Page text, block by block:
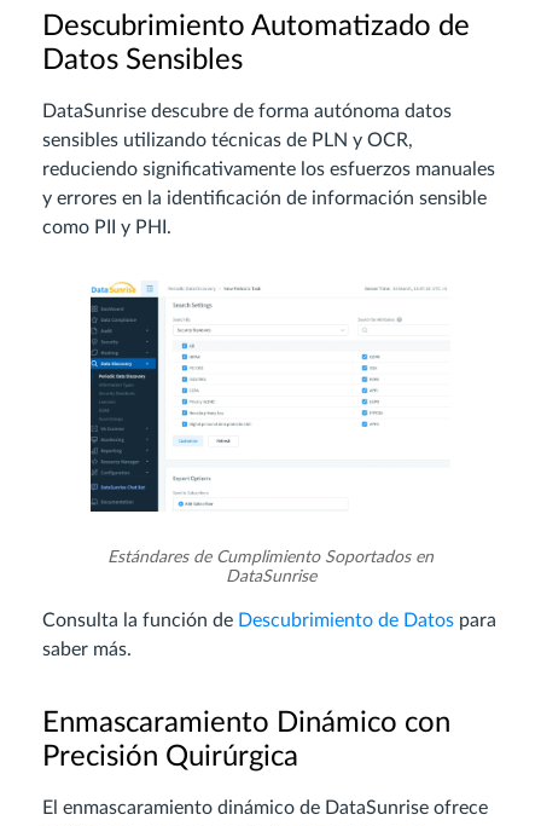
Descubrimiento Automatizado de
Datos Sensibles
DataSunrise descubre de forma autónoma datos
sensibles utilizando técnicas de PLN y OCR,
reduciendo significativamente los esfuerzos manuales
y errores en la identificación de información sensible
como PII y PHI.
Estándares de Cumplimiento Soportados en
DataSunrise
Consulta la función de Descubrimiento de Datos para
saber más.
Enmascaramiento Dinámico con
Precisión Quirúrgica
El enmascaramiento dinámico de DataSunrise ofrece